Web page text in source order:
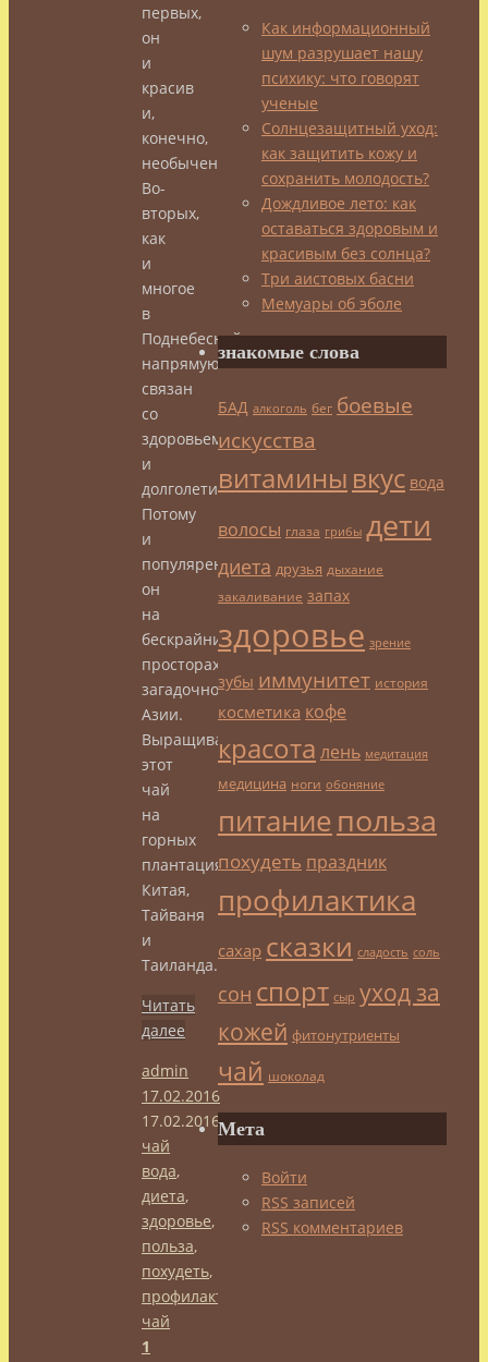
первых,
он
и
красив
и,
конечно,
необычен.
Во-
вторых,
как
и
многое
в
Поднебесной,
напрямую
связан
со
здоровьем
и
долголетием.
Потому
и
популярен
он
на
бескрайних
просторах
загадочной
Азии.
Выращивается
этот
чай
на
горных
плантациях
Китая,
Тайваня
и
Таиланда.
Читать
далее
admin
17.02.2016
17.02.2016Китайский
чай
вода,
диета,
здоровье,
польза,
похудеть,
профилактика
чай
1
Как информационный
шум разрушает нашу
психику: что говорят
ученые
Солнцезащитный уход:
как защитить кожу и
сохранить молодость?
Дождливое лето: как
оставаться здоровым и
красивым без солнца?
Три аистовых басни
Мемуары об эболе
знакомые слова
БАД алкоголь бег боевые
искусства
витамины вкус вода
волосы глаза грибы дети
диета друзья дыхание
закаливание запах
здоровье зрение
зубы иммунитет история
косметика кофе
красота лень медитация
медицина ноги обоняние
питание польза
похудеть праздник
профилактика
сахар сказки сладость соль
сон спорт сыр уход за
кожей фитонутриенты
чай шоколад
Мета
Войти
RSS записей
RSS комментариев